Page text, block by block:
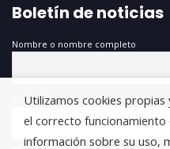
Boletín de noticias
Nombre o nombre completo
Email
Utilizamos cookies
el correcto
información sobre su uso,